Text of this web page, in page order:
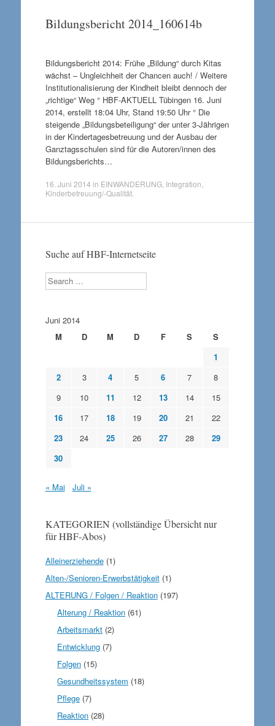
Bildungsbericht 2014_160614b
Bildungsbericht 2014: Frühe „Bildung“ durch Kitas
wächst – Ungleichheit der Chancen auch! / Weitere
Institutionalisierung der Kindheit bleibt dennoch der
„richtige“ Weg ° HBF-AKTUELL Tübingen 16. Juni
2014, erstellt 18:04 Uhr, Stand 19:50 Uhr ° Die
steigende „Bildungsbeteiligung“ der unter 3-Jährigen
in der Kindertagesbetreuung und der Ausbau der
Ganztagsschulen sind für die Autoren/innen des
Bildungsberichts…
16. Juni 2014 in EINWANDERUNG, Integration
Kinderbetreuung/-Qualität.
Suche auf HBF-Internetseite
Search
Juni 2014
M
D M D F S
S
1
2
3 4 5 6 7
8
9
10 11 12 13 14
15
16
17 18 19 20 21
22
23
24 25 26 27 28
29
30
« Mai Juli »
KATEGORIEN (vollständige Übersicht nur
für HBF-Abos)
Alleinerziehende(1)
Alten-/Senioren-Erwerbstätigkeit(1)
ALTERUNG / Folgen / Reaktion(197)
Alterung / Reaktion (61)
Arbeitsmarkt (2)
Entwicklung (7)
Folgen (15)
Gesundheitssystem (18)
Pflege (7)
Reaktion (28)